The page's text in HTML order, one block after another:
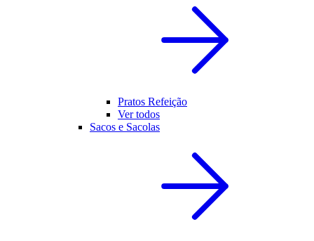
Pratos Refeição
Ver todos
Sacos e Sacolas